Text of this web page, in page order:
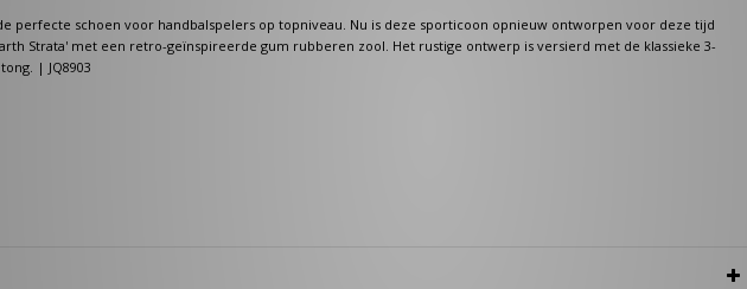
perfecte schoen voor handbalspelers op topniveau. Nu is deze sporticoon opnieuw ontworpen voor deze tijd
Strata' met een retro-geïnspireerde gum rubberen zool. Het rustige ontwerp is versierd met de klassieke 3-
| JQ8903